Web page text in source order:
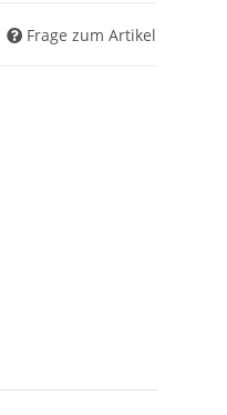
Frage zum Artikel